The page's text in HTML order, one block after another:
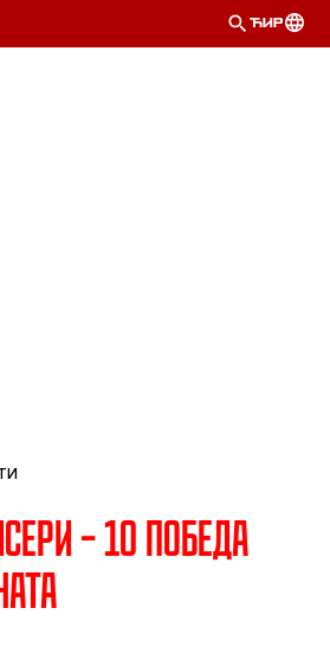
ЋИР
– 10 победа